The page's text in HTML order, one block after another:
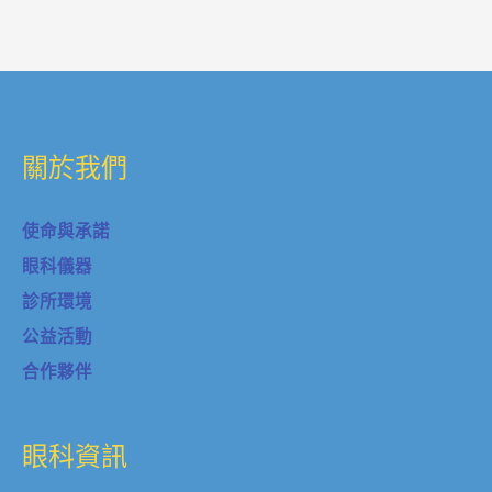
關於我們
使命與承諾
眼科儀器
診所環境
公益活動
合作夥伴
眼科資訊